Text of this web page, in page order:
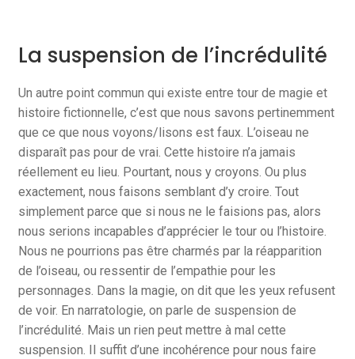
La suspension de l’incrédulité
Un autre point commun qui existe entre tour de magie et
histoire fictionnelle, c’est que nous savons pertinemment
que ce que nous voyons/lisons est faux. L’oiseau ne
disparaît pas pour de vrai. Cette histoire n’a jamais
réellement eu lieu. Pourtant, nous y croyons. Ou plus
exactement, nous faisons semblant d’y croire. Tout
simplement parce que si nous ne le faisions pas, alors
nous serions incapables d’apprécier le tour ou l’histoire.
Nous ne pourrions pas être charmés par la réapparition
de l’oiseau, ou ressentir de l’empathie pour les
personnages. Dans la magie, on dit que les yeux refusent
de voir. En narratologie, on parle de suspension de
l’incrédulité. Mais un rien peut mettre à mal cette
suspension. Il suffit d’une incohérence pour nous faire